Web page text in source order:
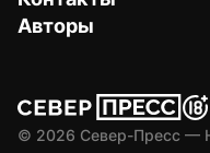
Авторы
© 2026 Север-Пресс —